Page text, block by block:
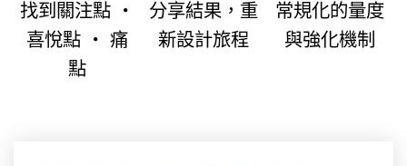
找到關注點 ‧
喜悅點 ‧ 痛
點
分享結果，重
新設計旅程
常規化的量度
與強化機制